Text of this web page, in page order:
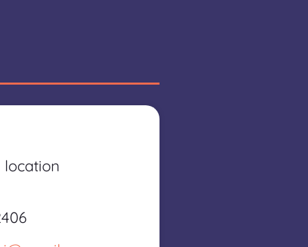
location